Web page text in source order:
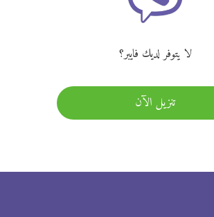
لا يتوفر لديك فايبر؟
تنزيل الآن